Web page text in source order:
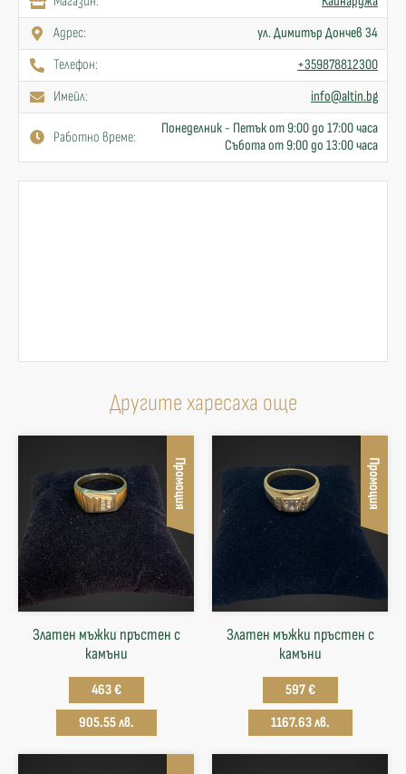
Адрес:
ул. Димитър Дончев 34
Телефон:
+359878812300
Имейл:
info@altin.bg
Работно време:
Понеделник - Петък от 9:00 до 17:00 часа
Събота от 9:00 до 13:00 часа
Другите харесаха още
Промоция
Златен мъжки пръстен с
камъни
463 €
905.55 лв.
Промоция
Златен мъжки пръстен с
камъни
597 €
1167.63 лв.